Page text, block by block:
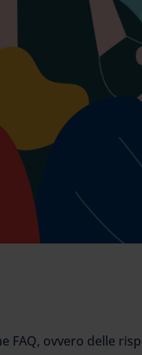
FAQ, ovvero delle